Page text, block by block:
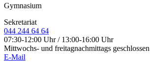
Gymnasium
Sekretariat
044 244 64 64
07:30-12:00 Uhr / 13:00-16:00 Uhr
Mittwochs- und freitagnachmittags geschlossen
E-Mail